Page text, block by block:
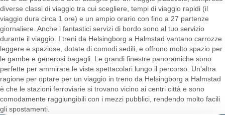
diverse classi di viaggio tra cui scegliere, tempi di viaggio rapidi (il
viaggio dura circa 1 ore) e un ampio orario con fino a 27 partenze
giornaliere. Anche i fantastici servizi di bordo sono al tuo servizio
durante il viaggio. I treni da Helsingborg a Halmstad vantano carrozze
leggere e spaziose, dotate di comodi sedili, e offrono molto spazio per
le gambe e generosi bagagli. Le grandi finestre panoramiche sono
perfette per ammirare le viste spettacolari lungo il percorso. Un'altra
ragione per optare per un viaggio in treno da Helsingborg a Halmstad
è che le stazioni ferroviarie si trovano vicino ai centri città e sono
comodamente raggiungibili con i mezzi pubblici, rendendo molto facili
gli spostamenti.